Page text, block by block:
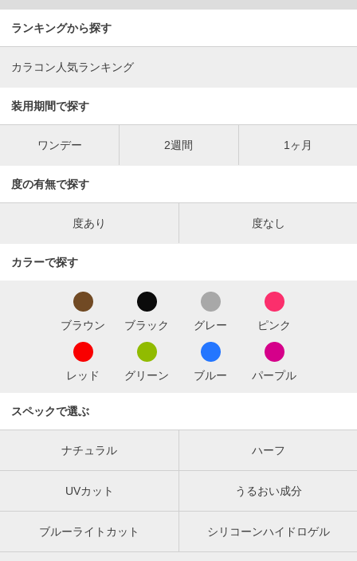
ランキングから探す
カラコン人気ランキング
装用期間で探す
ワンデー 2週間 1ヶ月
度の有無で探す
度あり 度なし
カラーで探す
ブラウン ブラック グレー ピンク
レッド グリーン ブルー パープル
スペックで選ぶ
ナチュラル ハーフ
UVカット うるおい成分
ブルーライトカット シリコーンハイドロゲル